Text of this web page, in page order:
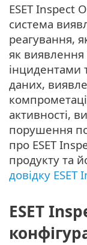
ESET Inspect
система
реагування,
як виявлення
інцидентами
даних,
активності,
порушення
про ESET
продукту та
довідку
ESET